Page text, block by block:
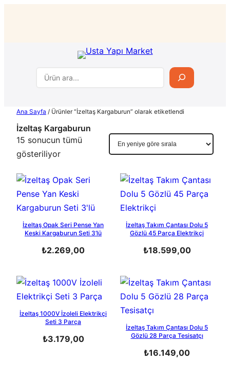
Ana Sayfa / Ürünler “İzeltaş Kargaburun” olarak etiketlendi
İzeltaş Kargaburun
15 sonucun tümü
gösteriliyorEn
göre
sıralandı
İzeltaş Opak Seri Pense Yan
Keski Kargaburun Seti 3’lü
₺2.269,00
İzeltaş Takım Çantası Dolu 5
Gözlü 45 Parça Elektrikçi
₺18.599,00
İzeltaş 1000V İzoleli Elektrikçi
Seti 3 Parça
₺3.179,00
İzeltaş Takım Çantası Dolu 5
Gözlü 28 Parça Tesisatçı
₺16.149,00